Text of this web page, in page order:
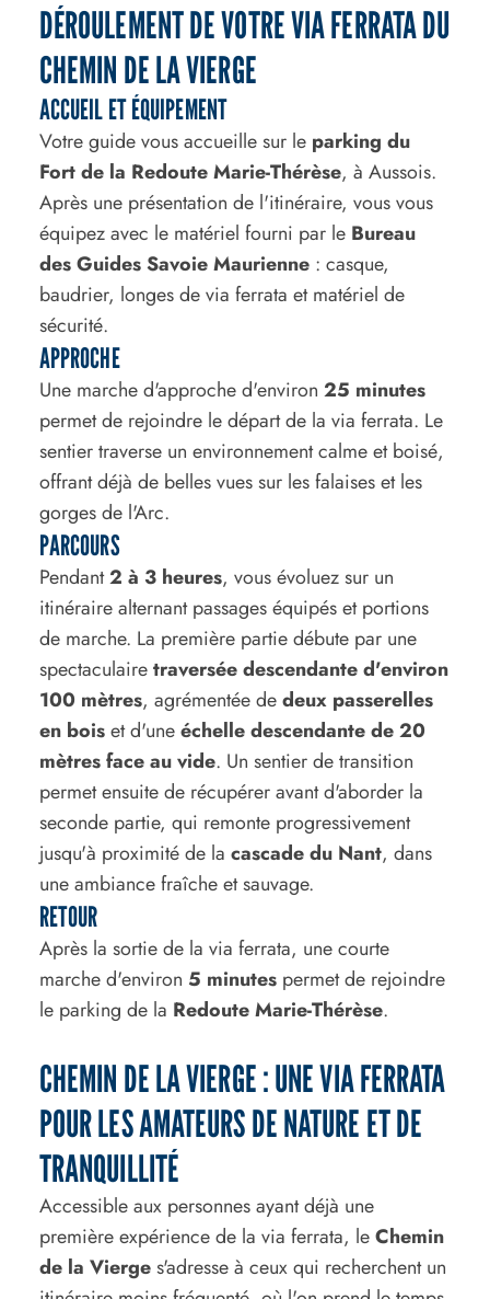
DÉROULEMENT DE VOTRE VIA FERRATA DU
CHEMIN DE LA VIERGE
ACCUEIL ET ÉQUIPEMENT
Votre guide vous accueille sur le parking du
Fort de la Redoute Marie-Thérèse, à Aussois.
Après une présentation de l'itinéraire, vous vous
équipez avec le matériel fourni par le Bureau
des Guides Savoie Maurienne: casque,
baudrier, longes de via ferrata et matériel de
sécurité.
APPROCHE
Une marche d'approche d'environ 25 minutes
permet de rejoindre le départ de la via ferrata. Le
sentier traverse un environnement calme et boisé,
offrant déjà de belles vues sur les falaises et les
gorges de l'Arc.
PARCOURS
Pendant2 à 3 heures, vous évoluez sur un
itinéraire alternant passages équipés et portions
de marche. La première partie débute par une
spectaculairetraversée descendante d'environ
100 mètres, agrémentée dedeux passerelles
en boiset d'uneéchelle descendante de 20
mètres face au vide. Un sentier de transition
permet ensuite de récupérer avant d'aborder la
seconde partie, qui remonte progressivement
jusqu'à proximité de la cascade du Nant, dans
une ambiance fraîche et sauvage.
RETOUR
Après la sortie de la via ferrata, une courte
marche d'environ 5 minutespermet de rejoindre
le parking de la Redoute Marie-Thérèse.
CHEMIN DE LA VIERGE : UNE VIA FERRATA
POUR LES AMATEURS DE NATURE ET DE
TRANQUILLITÉ
Accessible aux personnes ayant déjà une
première expérience de la via ferrata, leChemin
de la Vierges'adresse à ceux qui recherchent un